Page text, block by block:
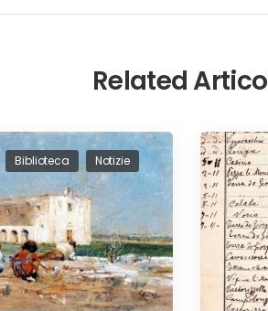
Related
Biblioteca
Notizie